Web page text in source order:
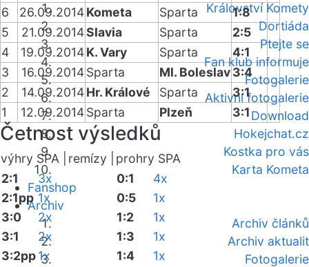
Království Komety
Dortiáda
Ptejte se
Fan klub informuje
Fotogalerie
Aktivní fotogalerie
Download
Hokejchat.cz
Kostka pro vás
Karta Kometa
Fanshop
Archiv
Archiv článků
Archiv aktualit
Fotogalerie
6
26.09.2014Kometa Sparta
1:8
5
21.09.2014Slavia Sparta
2:5
4
19.09.2014K. Vary Sparta
4:1
3
16.09.2014Sparta Ml. Boleslav3:4
2
14.09.2014Hr. Králové Sparta
3:1
1
12.09.2014Sparta Plzeň 3:1
Četnost výsledků
výhry SPA | remízy |
prohry SPA
2:1
3x
2:1pp 1x
3:0
2x
3:1
2x
3:2pp1x
0:1
4x
0:5
1x
1:2
1x
1:3
1x
1:4
1x